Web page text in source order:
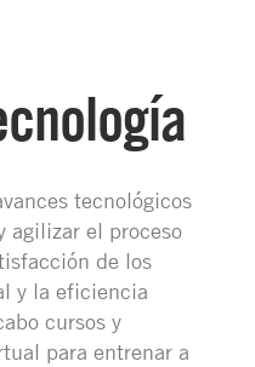
tecnológicos
agilizar el proceso
de los
y la eficiencia
cursos y
para entrenar a